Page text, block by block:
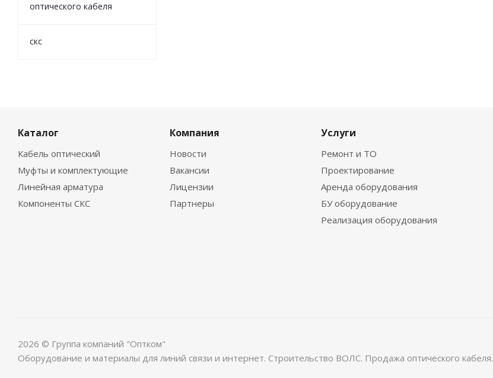
оптического кабеля
скс
Каталог
Кабель оптический
Муфты и комплектующие
Линейная арматура
Компоненты СКС
Компания
Новости
Вакансии
Лицензии
Партнеры
Услуги
Ремонт и ТО
Проектирование
Аренда оборудования
БУ оборудование
Реализация оборудования
2026 © Группа компаний "Оптком"
Оборудование и материалы для линий связи и интернет. Строительство ВОЛС. Продажа оптического кабеля.